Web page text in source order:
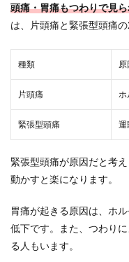
頭痛・胃痛もつわりで見
は、片頭痛と緊張型頭痛
種類 原
片頭痛 ホ
緊張型頭痛 運
緊張型頭痛が原因だと考
動かすと楽になります。
胃痛が起きる原因は、ホ
低下です。また、つわり
る人もいます。